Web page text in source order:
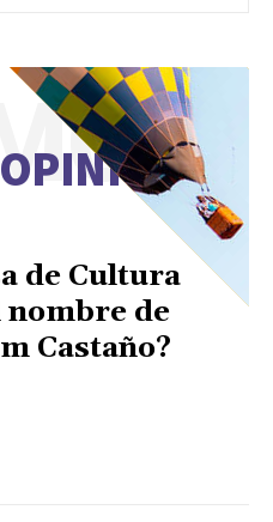
de Cultura
de
Castaño?